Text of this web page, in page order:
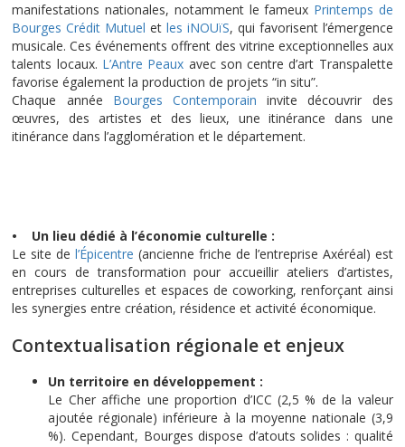
manifestations nationales, notamment le fameux Printemps de
Bourges Crédit Mutuelet les iNOUïS, qui favorisent l’émergence
musicale. Ces événements offrent des vitrine exceptionnelles aux
talents locaux. L’Antre Peaux avec son centre d’art Transpalette
favorise également la production de projets “in situ”.
Chaque année Bourges Contemporain invite découvrir des
œuvres, des artistes et des lieux, une itinérance dans une
itinérance dans l’agglomération et le département.
• Un lieu dédié à l’économie culturelle :
Le site del’Épicentre(ancienne friche de l’entreprise Axéréal) est
en cours de transformation pour accueillir ateliers d’artistes,
entreprises culturelles et espaces de coworking, renforçant ainsi
les synergies entre création, résidence et activité économique.
Contextualisation régionale et enjeux
Un territoire en développement :
Le Cher affiche une proportion d’ICC (2,5 % de la valeur
ajoutée régionale) inférieure à la moyenne nationale (3,9
%). Cependant, Bourges dispose d’atouts solides : qualité